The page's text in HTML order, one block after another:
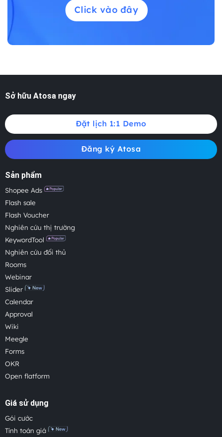
Click vào đây
Sở hữu Atosa ngay
Đặt lịch 1:1 Demo
Đăng ký Atosa
Sản phẩm
Shopee Ads
Flash sale
Flash Voucher
Nghiên cứu thị trường
KeywordTool
Nghiên cứu đối thủ
Rooms
Webinar
Slider
Calendar
Approval
Wiki
Meegle
Forms
OKR
Open flatform
Giá sử dụng
Gói cước
Tính toán giá